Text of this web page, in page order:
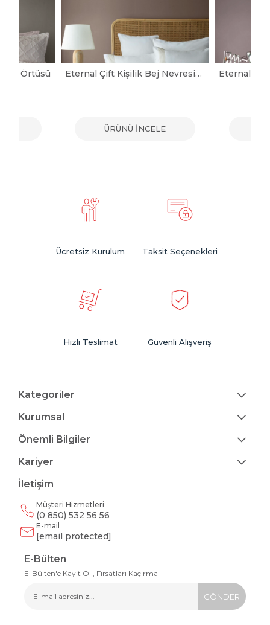
Örtüsü Eternal Çift Kişilik Bej Nevresimli Yatak Örtüsü Seti
ÜRÜNÜ İNCELE
Ücretsiz Kurulum Taksit Seçenekleri
Hızlı Teslimat Güvenli Alışveriş
Kategoriler
Kurumsal
Önemli Bilgiler
Kariyer
İletişim
Müşteri Hizmetleri
(0 850) 532 56 56
E-mail
[email protected]
E-Bülten
E-Bülten'e Kayıt Ol , Fırsatları Kaçırma
GÖNDER